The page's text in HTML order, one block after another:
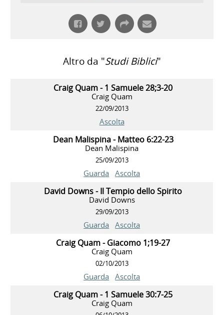
Altro da "Studi Biblici"
Craig Quam - 1 Samuele 28;3-20
Craig Quam
22/09/2013
Ascolta
Dean Malispina - Matteo 6:22-23
Dean Malispina
25/09/2013
Guarda Ascolta
David Downs - Il Tempio dello Spirito
David Downs
29/09/2013
Guarda Ascolta
Craig Quam - Giacomo 1;19-27
Craig Quam
02/10/2013
Guarda Ascolta
Craig Quam - 1 Samuele 30:7-25
Craig Quam